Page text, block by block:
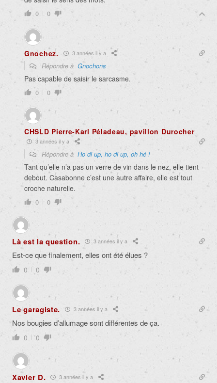
0 0
Gnochez. 3 années il y a
Répondre à Gnochons
Pas capable de saisir le sarcasme.
0 0
CHSLD Pierre-Karl Péladeau, pavillon Durocher
3 années il y a
Répondre à Ho di up, ho di up, oh hé !
Tant qu’elle n’a pas un verre de vin dans le nez, elle tient
debout. Casabonne c’est une autre affaire, elle est tout
croche naturelle.
0 0
Là est la question. 3 années il y a
Est-ce que finalement, elles ont été élues ?
0 0
Le garagiste. 3 années il y a
Nos bougies d’allumage sont différentes de ça.
0 0
Xavier D. 3 années il y a